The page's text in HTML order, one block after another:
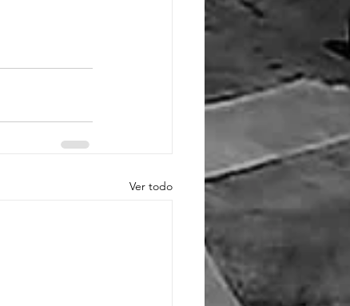
Ver todo